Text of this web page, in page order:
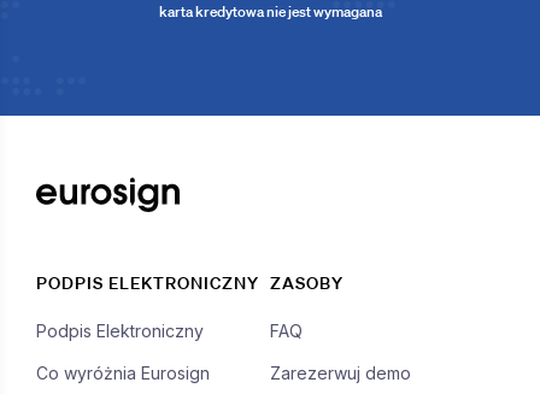
karta kredytowa nie jest wymagana
PODPIS ELEKTRONICZNY
Podpis Elektroniczny
Co wyróżnia Eurosign
ZASOBY
FAQ
Zarezerwuj demo